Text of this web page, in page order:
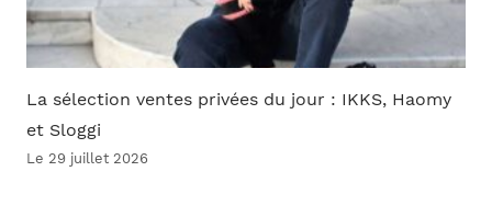
La sélection ventes privées du jour : IKKS, Haomy
et Sloggi
Le 29 juillet 2026